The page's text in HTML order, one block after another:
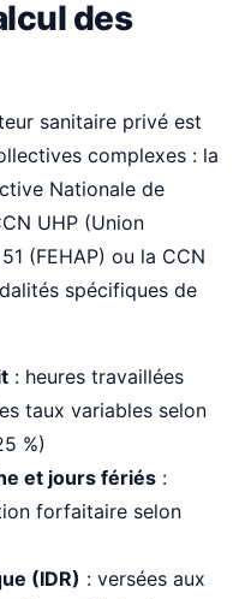
des
sanitaire privé est
complexes : la
Nationale de
UHP (Union
(FEHAP) ou la CCN
spécifiques de
: heures travaillées
taux variables selon
%)
et jours fériés :
forfaitaire selon
(IDR) : versées aux